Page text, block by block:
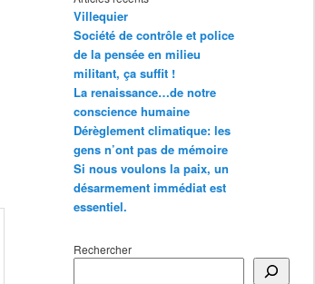
Villequier
Société de contrôle et police
de la pensée en milieu
militant, ça suffit !
La renaissance…de notre
conscience humaine
Dérèglement climatique: les
gens n’ont pas de mémoire
Si nous voulons la paix, un
désarmement immédiat est
essentiel.
Rechercher